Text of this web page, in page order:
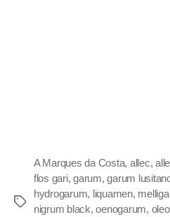
A Marques da Costa, allec,
flos gari,garum,garum
hydrogarum, liquamen,
nigrum black,oenogarum,